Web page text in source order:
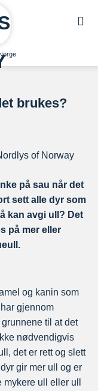
brukes?
på sau når det
sett alle dyr som
kan avgi ull? Det
på mer eller
og kanin som
gjennom
til at det
nødvendigvis
det er rett og slett
gir mer ull og er
ull eller ull